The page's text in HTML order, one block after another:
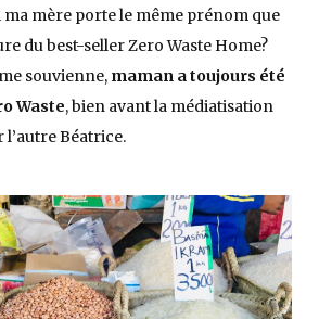
ma mère porte le même prénom que
du best-seller Zero Waste Home?
souvienne, maman a toujours été
Waste, bien avant la médiatisation
Béatrice.